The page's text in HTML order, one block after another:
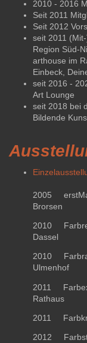
2010 - 2016
Seit 2011
Seit 2012
seit 2011
Region Süd-
arthouse im
Einbeck,
seit 2016 -
Art Lounge
seit 2018 bei
Bildende
2005
Brorsen
2010
Dassel
2010
Ulmenhof
2011
Rathaus
2011
2012